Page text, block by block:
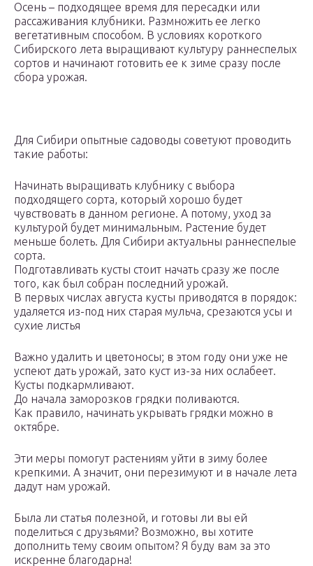
Осень – подходящее время для пересадки или
рассаживания клубники. Размножить ее легко
вегетативным способом. В условиях короткого
Сибирского лета выращивают культуру раннеспелых
сортов и начинают готовить ее к зиме сразу после
сбора урожая.
Для Сибири опытные садоводы советуют проводить
такие работы:
Начинать выращивать клубнику с выбора
подходящего сорта, который хорошо будет
чувствовать в данном регионе. А потому, уход за
культурой будет минимальным. Растение будет
меньше болеть. Для Сибири актуальны раннеспелые
сорта.
Подготавливать кусты стоит начать сразу же после
того, как был собран последний урожай.
В первых числах августа кусты приводятся в порядок:
удаляется из-под них старая мульча, срезаются усы и
сухие листья
Важно удалить и цветоносы; в этом году они уже не
успеют дать урожай, зато куст из-за них ослабеет.
Кусты подкармливают.
До начала заморозков грядки поливаются.
Как правило, начинать укрывать грядки можно в
октябре.
Эти меры помогут растениям уйти в зиму более
крепкими. А значит, они перезимуют и в начале лета
дадут нам урожай.
Была ли статья полезной, и готовы ли вы ей
поделиться с друзьями? Возможно, вы хотите
дополнить тему своим опытом? Я буду вам за это
искренне благодарна!